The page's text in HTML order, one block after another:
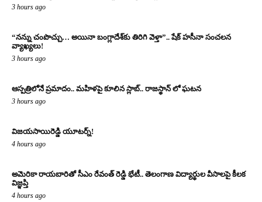
3 hours ago
“నన్ను చంపొచ్చు… అయినా బంగ్లాదేశ్‌కు తిరిగి వెళ్తా”.. షేక్ హసీనా సంచలన
వ్యాఖ్యలు!
3 hours ago
ఆస్పత్రిలోనే ప్రమాదం.. మహిళపై కూలిన స్లాబ్‌.. రాజస్థాన్ లో ఘటన
3 hours ago
విజయసాయిరెడ్డి యూటర్న్!
4 hours ago
అమెరికా రాయబారితో సీఎం రేవంత్ రెడ్డి భేటీ.. తెలంగాణ విద్యార్థుల వీసాలపై కీలక
విజ్ఞప్తి
4 hours ago